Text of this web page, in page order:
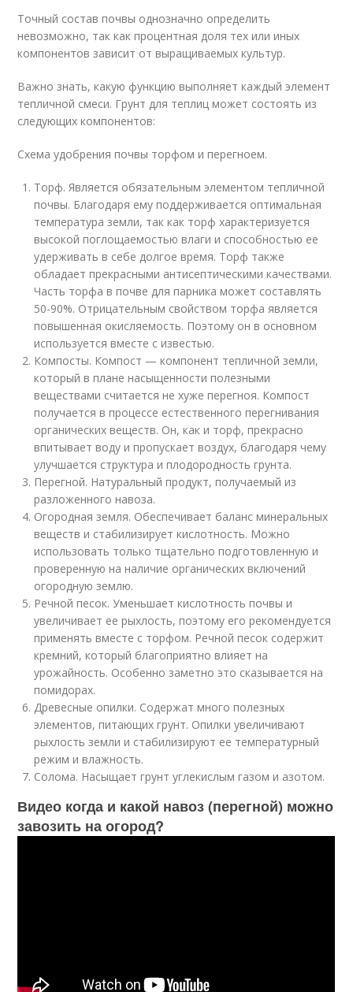
Точный состав почвы однозначно определить
невозможно, так как процентная доля тех или иных
компонентов зависит от выращиваемых культур.
Важно знать, какую функцию выполняет каждый элемент
тепличной смеси. Грунт для теплиц может состоять из
следующих компонентов:
Схема удобрения почвы торфом и перегноем.
Торф. Является обязательным элементом тепличной
почвы. Благодаря ему поддерживается оптимальная
температура земли, так как торф характеризуется
высокой поглощаемостью влаги и способностью ее
удерживать в себе долгое время. Торф также
обладает прекрасными антисептическими качествами.
Часть торфа в почве для парника может составлять
50-90%. Отрицательным свойством торфа является
повышенная окисляемость. Поэтому он в основном
используется вместе с известью.
Компосты. Компост — компонент тепличной земли,
который в плане насыщенности полезными
веществами считается не хуже перегноя. Компост
получается в процессе естественного перегнивания
органических веществ. Он, как и торф, прекрасно
впитывает воду и пропускает воздух, благодаря чему
улучшается структура и плодородность грунта.
Перегной. Натуральный продукт, получаемый из
разложенного навоза.
Огородная земля. Обеспечивает баланс минеральных
веществ и стабилизирует кислотность. Можно
использовать только тщательно подготовленную и
проверенную на наличие органических включений
огородную землю.
Речной песок. Уменьшает кислотность почвы и
увеличивает ее рыхлость, поэтому его рекомендуется
применять вместе с торфом. Речной песок содержит
кремний, который благоприятно влияет на
урожайность. Особенно заметно это сказывается на
помидорах.
Древесные опилки. Содержат много полезных
элементов, питающих грунт. Опилки увеличивают
рыхлость земли и стабилизируют ее температурный
режим и влажность.
Солома. Насыщает грунт углекислым газом и азотом.
Видео когда и какой навоз (перегной) можно
завозить на огород?